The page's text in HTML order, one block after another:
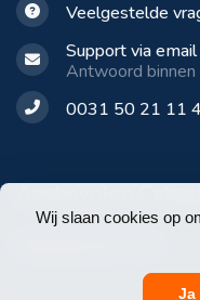
Wij slaan cookies op
Ja
Veelgestelde
Support via email
Antwoord
0031 50 21 11